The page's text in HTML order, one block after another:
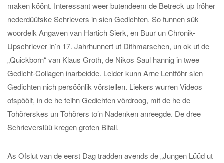
maken köönt. Interessant weer butendeem de Betreck up fröher
nederdüütske Schrievers in sien Gedichten. So funnen sük
woordelk Angaven van Hartich Sierk, en Buur un Chronik-
Upschriever in’n 17. Jahrhunnert ut Dithmarschen, un ok ut de
„Quickborn“ van Klaus Groth, de Nikos Saul hannig in twee
Gedicht-Collagen inarbeidde. Leider kunn Arne Lentföhr sien
Gedichten nich persöönlik vörstellen. Liekers wurren Videos
ofspöölt, in de he teihn Gedichten vördroog, mit de he de
Tohörerskes un Tohörers to’n Nadenken anreegde. De dree
Schrieverslüü kregen groten Bifall.
As Ofslut van de eerst Dag tradden avends de „Jungen Lüüd ut